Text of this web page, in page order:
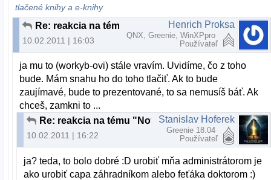
tlačené knihy a e-knihy
Re: reakcia na tému "Nove slovenske linuxove distro"
10.02.2011 | 16:03
Henrich Proksa
QNX, Greenie, WinXPpro
Používateľ
ja mu to (workyb-ovi) stále vravím. Uvidíme, čo z toho
bude. Mám snahu ho do toho tlačiť. Ak to bude
zaujímavé, bude to prezentované, to sa nemusíš báť. Ak
chceš, zamkni to ...
Re: reakcia na tému "Nove slovenske linuxove distro"
10.02.2011 | 16:22
Stanislav Hoferek
Greenie 18.04
Používateľ
ja? teda, to bolo dobré :D urobiť mňa administrátorom je
ako urobiť capa záhradníkom alebo feťáka doktorom :)